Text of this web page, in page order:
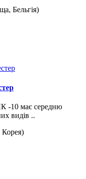
Бельгія)
-10 має середню
видів ..